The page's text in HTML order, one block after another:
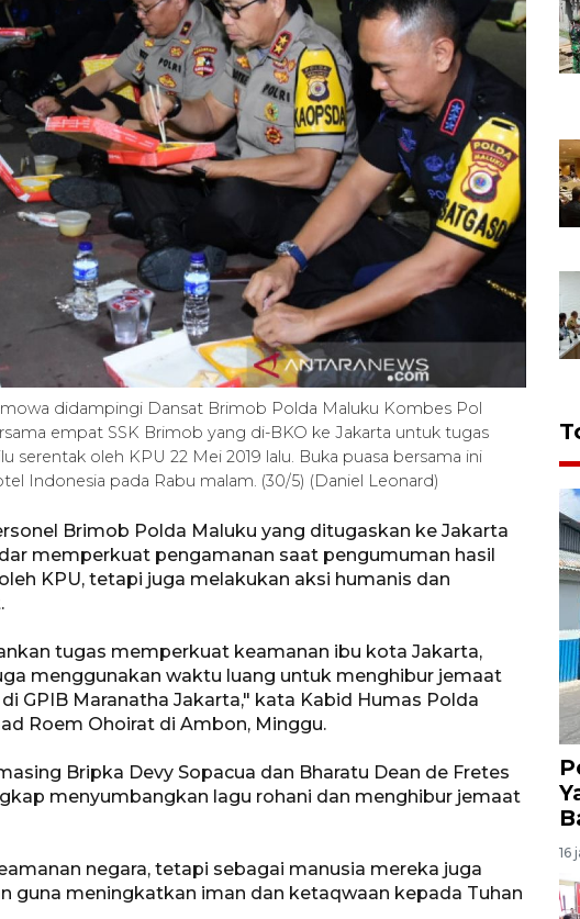
didampingi Dansat Brimob Polda Maluku Kombes Pol
empat SSK Brimob yang di-BKO ke Jakarta untuk tugas
serentak oleh KPU 22 Mei 2019 lalu. Buka puasa bersama ini
Indonesia pada Rabu malam. (30/5) (Daniel Leonard)
Brimob Polda Maluku yang ditugaskan ke Jakarta
memperkuat pengamanan saat pengumuman hasil
KPU, tetapi juga melakukan aksi humanis dan
tugas memperkuat keamanan ibu kota Jakarta,
menggunakan waktu luang untuk menghibur jemaat
GPIB Maranatha Jakarta," kata Kabid Humas Polda
Roem Ohoirat di Ambon, Minggu.
Bripka Devy Sopacua dan Bharatu Dean de Fretes
menyumbangkan lagu rohani dan menghibur jemaat
negara, tetapi sebagai manusia mereka juga
guna meningkatkan iman dan ketaqwaan kepada Tuhan
16